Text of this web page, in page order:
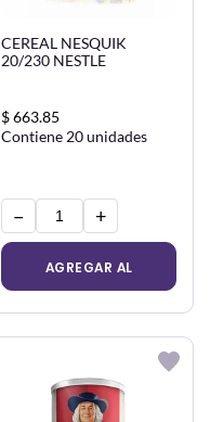
CEREAL NESQUIK
20/230 NESTLE
$ 663.85
Contiene 20 unidades
− +
AGREGAR AL
CARRITO